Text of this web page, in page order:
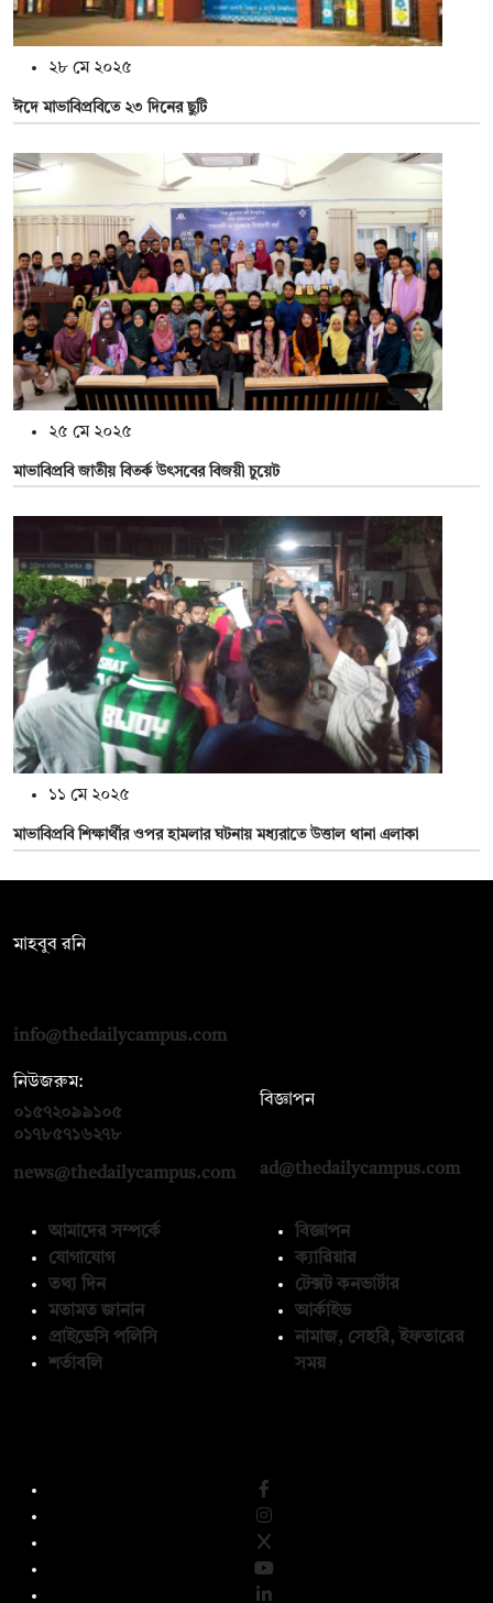
২৮ মে ২০২৫
ঈদে মাভাবিপ্রবিতে ২৩ দিনের ছুটি
২৫ মে ২০২৫
মাভাবিপ্রবি জাতীয় বিতর্ক উৎসবের বিজয়ী চুয়েট
১১ মে ২০২৫
মাভাবিপ্রবি শিক্ষার্থীর ওপর হামলার ঘটনায় মধ্যরাতে উত্তাল থানা এলাকা
মাহবুব রনি
info@thedailycampus.com
নিউজরুম:
০১৫৭২০৯৯১০৫
০১৭৮৫৭১৬২৭৮
news@thedailycampus.com
বিজ্ঞাপন
ad@thedailycampus.com
আমাদের সম্পর্কে
যোগাযোগ
তথ্য দিন
মতামত জানান
প্রাইভেসি পলিসি
শর্তাবলি
বিজ্ঞাপন
ক্যারিয়ার
টেক্সট কনভার্টার
আর্কাইভ
নামাজ, সেহরি, ইফতারের
সময়